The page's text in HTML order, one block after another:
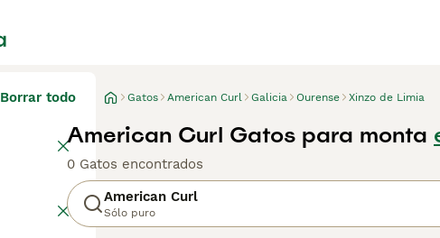
Borrar todo Gatos American Curl Galicia Ourense Xinzo de Limia
American Curl Gatos para monta
0 Gatos encontrados
American Curl
Sólo puro